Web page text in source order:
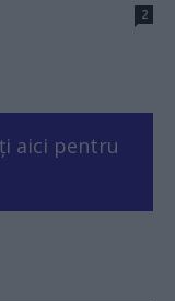
2
aici pentru